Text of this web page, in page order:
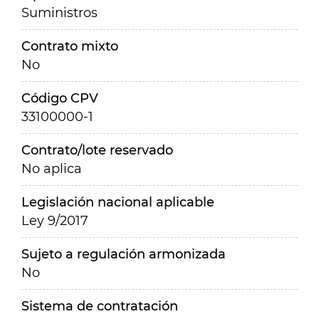
Suministros
Contrato mixto
No
Código CPV
33100000-1
Contrato/lote reservado
No aplica
Legislación nacional aplicable
Ley 9/2017
Sujeto a regulación armonizada
No
Sistema de contratación